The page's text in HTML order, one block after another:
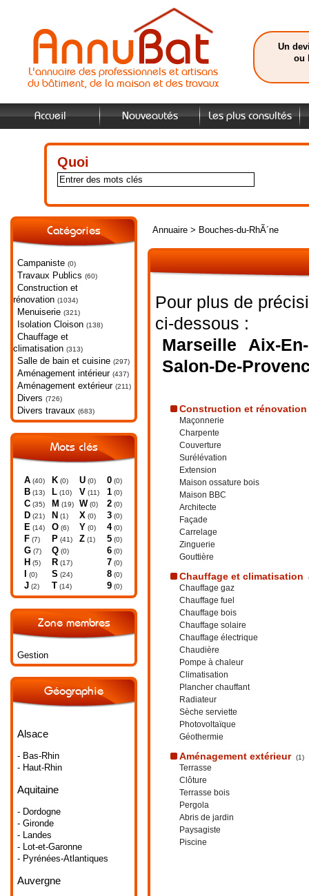
L'annuaire des professionnels et artisans
du bâtiment, de la maison et des travaux
Un
ou
Accueil Nouveautés Les plus consultés
Quoi
Catégories
Campaniste (0)
Travaux Publics (60)
Construction et
rénovation (1034)
Menuiserie (321)
Isolation Cloison (138)
Chauffage et
climatisation (313)
Salle de bain et cuisine (297)
Aménagement intérieur (437)
Aménagement extérieur (211)
Divers (726)
Divers travaux (683)
Mots clés
A (40)
B (13)
C (35)
D (21)
E (14)
F (7)
G (7)
H (5)
(0)
J (2)
K (0)
L (10)
M (19)
N (1)
O (6)
P (41)
Q (0)
R (17)
S (24)
T (14)
U (0)
V (11)
W (0)
X (0)
Y (0)
Z (1)
0 (0)
1 (0)
2 (0)
3 (0)
4(0)
5 (0)
6 (0)
7 (0)
8 (0)
9 (0)
Zone membres
Gestion
Géographie
Alsace
- Bas-Rhin
- Haut-Rhin
Aquitaine
- Dordogne
- Gironde
- Landes
- Lot-et-Garonne
- Pyrénées-Atlantiques
Auvergne
Annuaire > Bouches-du-RhÃ´ne
Pour plus de
ci-dessous :
Marseille
Aix-
Salon-De-
Construction et rénovation
Maçonnerie
Charpente
Couverture
Surélévation
Extension
Maison ossature bois
Maison BBC
Architecte
Façade
Carrelage
Zinguerie
Gouttière
Chauffage et climatisation
Chauffage gaz
Chauffage fuel
Chauffage bois
Chauffage solaire
Chauffage électrique
Chaudière
Pompe à chaleur
Climatisation
Plancher chauffant
Radiateur
Sèche serviette
Photovoltaïque
Géothermie
Aménagement extérieur (1)
Terrasse
Clôture
Terrasse bois
Pergola
Abris de jardin
Paysagiste
Piscine